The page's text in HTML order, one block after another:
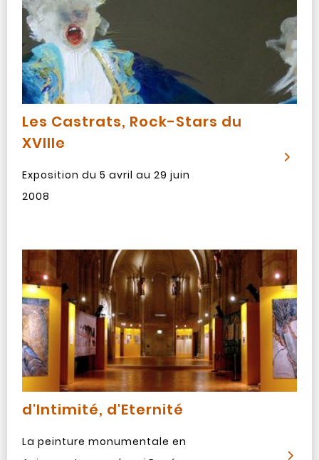
Les Castrats, Rock-Stars du
XVIIIe
Exposition du 5 avril au 29 juin
2008
d'Intimité, d'Eternité
La peinture monumentale en